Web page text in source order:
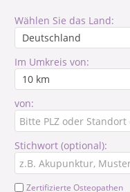
Wählen Sie das Land:
Im Umkreis von:
von:
Stichwort (optional):
Zertifizierte Osteopathen